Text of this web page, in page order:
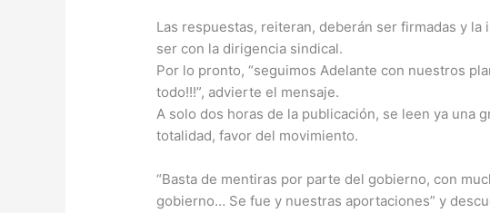
Las respuestas, reiteran, deberán ser firmadas y
ser con la dirigencia sindical.
Por lo pronto, “seguimos Adelante con nuestros
todo!!!”, advierte el mensaje.
A solo dos horas de la publicación, se leen ya una
totalidad, favor del movimiento.
“Basta de mentiras por parte del gobierno, con
gobierno… Se fue y nuestras aportaciones” y